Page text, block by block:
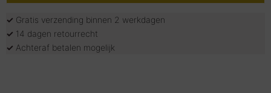
✓ Gratis verzending binnen 2 werkdagen
✓ 14 dagen retourrecht
✓ Achteraf betalen mogelijk